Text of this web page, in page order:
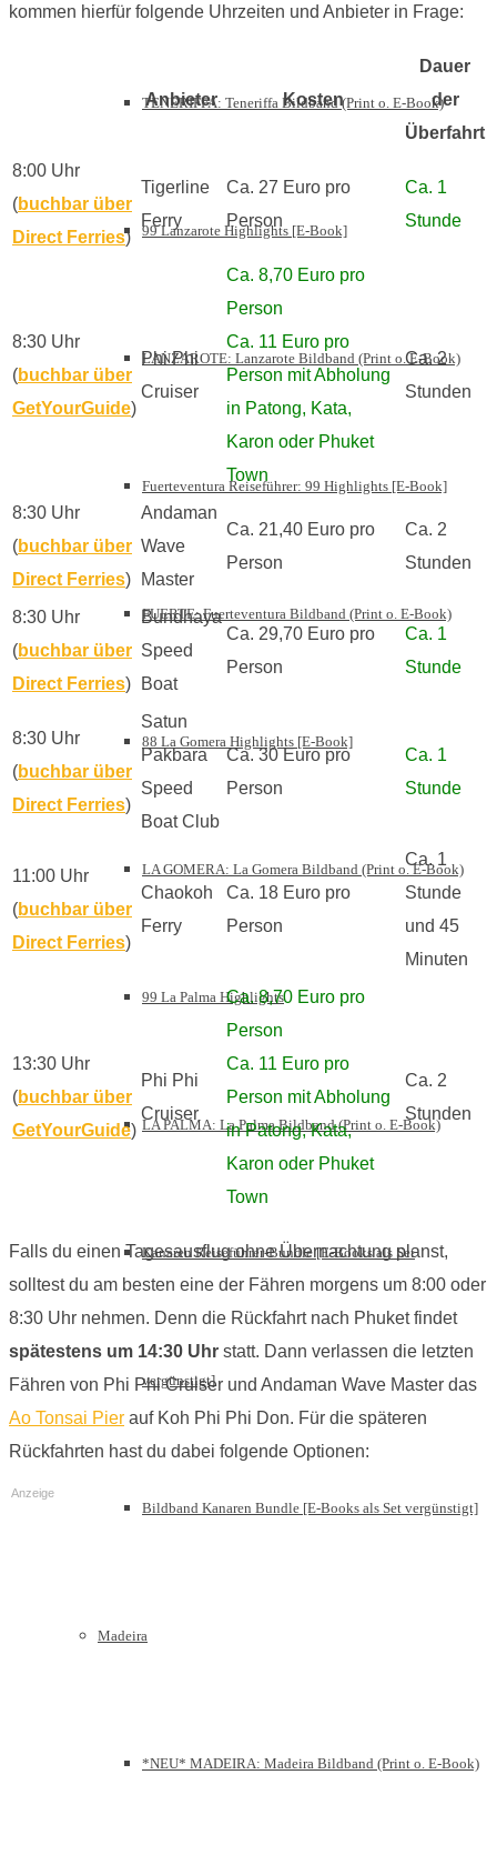
TENERIFFA: Teneriffa Bildband (Print o. E-Book)
99 Lanzarote Highlights [E-Book]
LANZAROTE: Lanzarote Bildband (Print o. E-Book)
Fuerteventura Reiseführer: 99 Highlights [E-Book]
FUERTE: Fuerteventura Bildband (Print o. E-Book)
88 La Gomera Highlights [E-Book]
LA GOMERA: La Gomera Bildband (Print o. E-Book)
99 La Palma Highlights
LA PALMA: La Palma Bildband (Print o. E-Book)
Kanaren Reiseführer-Bundle [E-Books als Set
vergünstigt]
Bildband Kanaren Bundle [E-Books als Set vergünstigt]
Madeira
*NEU* MADEIRA: Madeira Bildband (Print o. E-Book)
kommen hierfür folgende Uhrzeiten und Anbieter in Frage:
Anbieter Kosten
Dauer
der
Überfahrt
8:00 Uhr
(buchbar über
Direct Ferries)
Tigerline
Ferry
Ca. 27 Euro pro
Person
Ca. 1
Stunde
8:30 Uhr
(buchbar über
GetYourGuide)
Phi Phi
Cruiser
Ca. 8,70 Euro pro
Person
Ca. 11 Euro pro
Person mit Abholung
in Patong, Kata,
Karon oder Phuket
Town
Ca. 2
Stunden
8:30 Uhr
(buchbar über
Direct Ferries)
Andaman
Wave
Master
Ca. 21,40 Euro pro
Person
Ca. 2
Stunden
8:30 Uhr
(buchbar über
Direct Ferries)
Bundhaya
Speed
Boat
Ca. 29,70 Euro pro
Person
Ca. 1
Stunde
8:30 Uhr
(buchbar über
Direct Ferries)
Satun
Pakbara
Speed
Boat Club
Ca. 30 Euro pro
Person
Ca. 1
Stunde
11:00 Uhr
(buchbar über
Direct Ferries)
Chaokoh
Ferry
Ca. 18 Euro pro
Person
Ca. 1
Stunde
und 45
Minuten
13:30 Uhr
(buchbar über
GetYourGuide)
Phi Phi
Cruiser
Ca. 8,70 Euro pro
Person
Ca. 11 Euro pro
Person mit Abholung
in Patong, Kata,
Karon oder Phuket
Town
Ca. 2
Stunden
Falls du einen Tagesausflug ohne Übernachtung planst,
solltest du am besten eine der Fähren morgens um 8:00 oder
8:30 Uhr nehmen. Denn die Rückfahrt nach Phuket findet
spätestens um 14:30 Uhr statt. Dann verlassen die letzten
Fähren von Phi Phi Cruiser und Andaman Wave Master das
Ao Tonsai Pier auf Koh Phi Phi Don. Für die späteren
Rückfahrten hast du dabei folgende Optionen:
Anzeige